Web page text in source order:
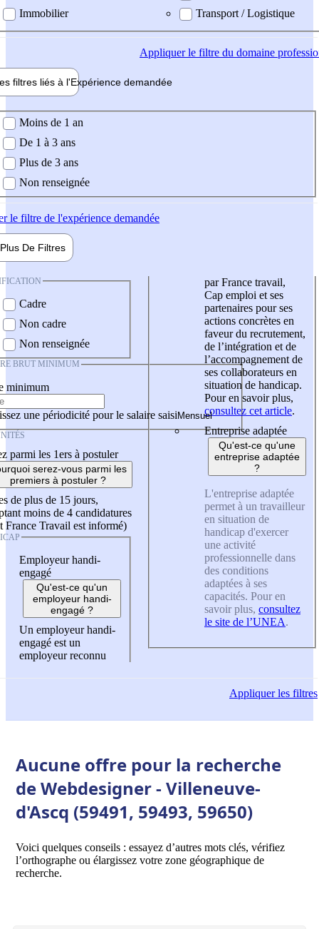
Immobilier
Transport / Logistique
Appliquerle filtre du domaine
filtres liés à l'Expérience demandée
demandée
Moins de 1 an
De 1 à 3 ans
Plus de 3 ans
Non renseignée
le filtre de l'expérience demandée
Plus De Filtres
Cadre
Non cadre
Non renseignée
BRUT MINIMUM
minimum
une périodicité pour le salaire saisi
parmi les 1ers à postuler
serez-vous parmi les
premiers à postuler ?
de plus de 15 jours,
moins de 4 candidatures
France Travail est informé)
Employeur handi-
engagé
Qu'est-ce qu'un
employeur handi-
engagé ?
Un employeur handi-
engagé est un
employeur reconnu
par France travail,
Cap emploi et ses
partenaires pour ses
actions concrètes en
faveur du recrutement,
de l’intégration et de
l’accompagnement de
ses collaborateurs en
situation de handicap.
Pour en savoir plus,
consultez cet article.
Entreprise adaptée
Qu'est-ce qu'une
entreprise adaptée
?
L'entreprise adaptée
permet à un travailleur
en situation de
handicap d'exercer
une activité
professionnelle dans
des conditions
adaptées à ses
capacités. Pour en
savoir plus, consultez
le site de l’UNEA.
Appliquerles filtres
Aucune offre pour la recherche
de Webdesigner - Villeneuve-
d'Ascq (59491, 59493, 59650)
Voici quelques conseils : essayez d’autres mots clés, vérifiez
l’orthographe ou élargissez votre zone géographique de
recherche.